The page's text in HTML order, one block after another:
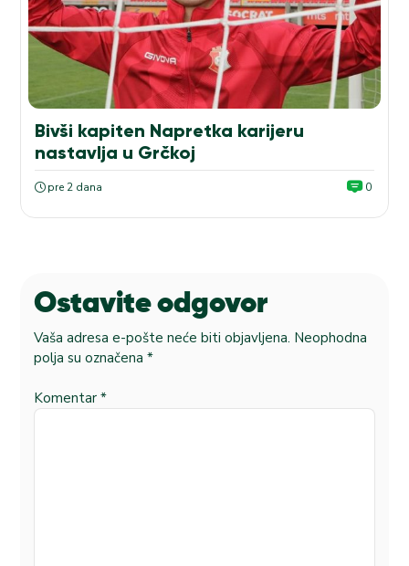
Bivši kapiten Napretka karijeru
nastavlja u Grčkoj
pre 2 dana 0
Ostavite odgovor
Vaša adresa e-pošte neće biti objavljena. Neophodna
polja su označena *
Komentar *